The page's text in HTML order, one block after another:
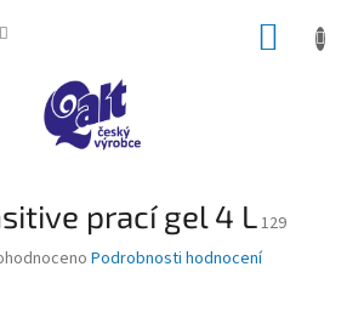
prací gel 4 L129
Podrobnosti hodnocení